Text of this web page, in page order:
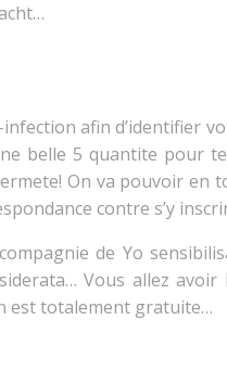
afin d’identifier
belle 5 quantite pour
On va pouvoir
contre s’y
de Yo
Vous allez
est totalement gratuite…